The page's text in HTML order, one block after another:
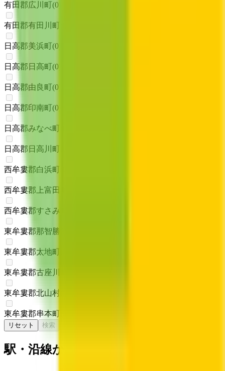
有田郡広川町(0
有田郡有田川町
日高郡美浜町(0
日高郡日高町(0
日高郡由良町(0
日高郡印南町(0
日高郡みなべ町
日高郡日高川町
西牟婁郡白浜町
西牟婁郡上富田町
西牟婁郡すさみ町
東牟婁郡那智勝浦町
東牟婁郡太地町
東牟婁郡古座川町
東牟婁郡北山村
東牟婁郡串本町
リセット 検索
駅・沿線からさがす